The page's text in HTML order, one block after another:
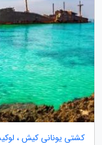
کشتی یونانی کیش ،